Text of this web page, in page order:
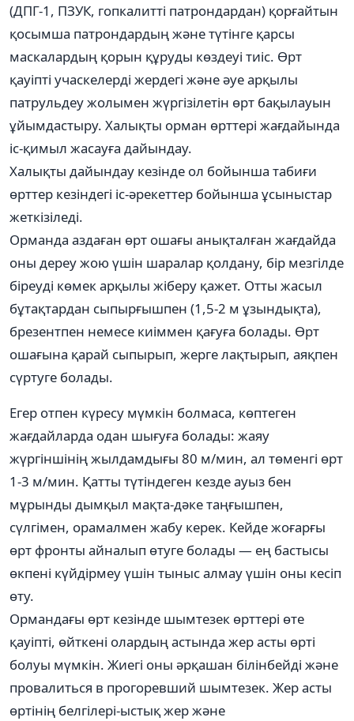
(ДПГ-1, ПЗУК, гопкалитті патрондардан) қорғайтын
қосымша патрондардың және түтінге қарсы
маскалардың қорын құруды көздеуі тиіс. Өрт
қауіпті учаскелерді жердегі және әуе арқылы
патрульдеу жолымен жүргізілетін өрт бақылауын
ұйымдастыру. Халықты орман өрттері жағдайында
іс-қимыл жасауға дайындау.
Халықты дайындау кезінде ол бойынша табиғи
өрттер кезіндегі іс-әрекеттер бойынша ұсыныстар
жеткізіледі.
Орманда аздаған өрт ошағы анықталған жағдайда
оны дереу жою үшін шаралар қолдану, бір мезгілде
біреуді көмек арқылы жіберу қажет. Отты жасыл
бұтақтардан сыпырғышпен (1,5-2 м ұзындықта),
брезентпен немесе киіммен қағуға болады. Өрт
ошағына қарай сыпырып, жерге лақтырып, аяқпен
сүртуге болады.
Егер отпен күресу мүмкін болмаса, көптеген
жағдайларда одан шығуға болады: жаяу
жүргіншінің жылдамдығы 80 м/мин, ал төменгі өрт
1-3 м/мин. Қатты түтіндеген кезде ауыз бен
мұрынды дымқыл мақта-дәке таңғышпен,
сүлгімен, орамалмен жабу керек. Кейде жоғарғы
өрт фронты айналып өтуге болады — ең бастысы
өкпені күйдірмеу үшін тыныс алмау үшін оны кесіп
өту.
Ормандағы өрт кезінде шымтезек өрттері өте
қауіпті, өйткені олардың астында жер асты өрті
болуы мүмкін. Жиегі оны әрқашан білінбейді және
провалиться в прогоревший шымтезек. Жер асты
өртінің белгілері-ыстық жер және